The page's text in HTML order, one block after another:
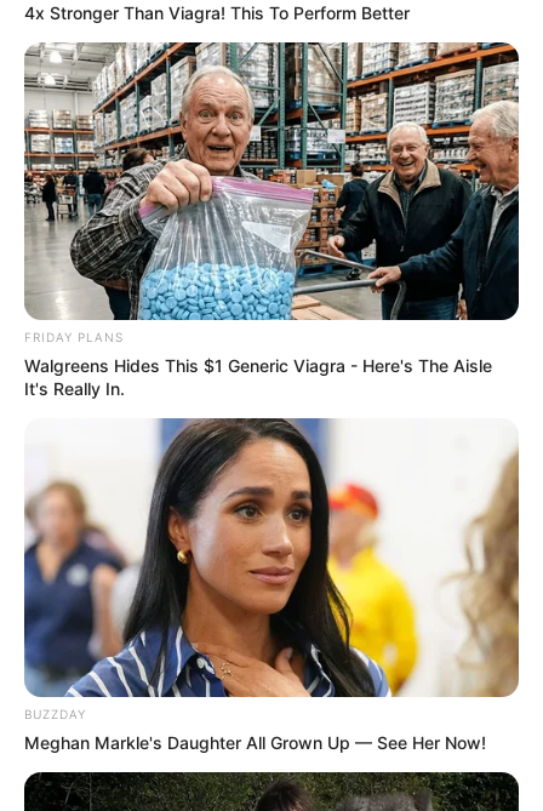
4x Stronger Than Viagra! This To Perform Better
FRIDAY PLANS
Walgreens Hides This $1 Generic Viagra - Here's The Aisle
It's Really In.
BUZZDAY
Meghan Markle's Daughter All Grown Up — See Her Now!